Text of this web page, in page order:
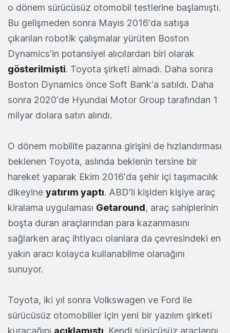
o dönem sürücüsüz otomobil testlerine başlamıştı.
Bu gelişmeden sonra Mayıs 2016'da satışa
çıkarılan robotik çalışmalar yürüten Boston
Dynamics'in potansiyel alıcılardan biri olarak
gösterilmişti. Toyota şirketi almadı. Daha sonra
Boston Dynamics önce Soft Bank'a satıldı. Daha
sonra 2020'de Hyundai Motor Group tarafından 1
milyar dolara satın alındı.
O dönem mobilite pazarına girişini de hızlandırması
beklenen Toyota, aslında beklenin tersine bir
hareket yaparak Ekim 2016'da şehir içi taşımacılık
dikeyine yatırım yaptı. ABD'li kişiden kişiye araç
kiralama uygulaması Getaround, araç sahiplerinin
boşta duran araçlarından para kazanmasını
sağlarken araç ihtiyacı olanlara da çevresindeki en
yakın aracı kolayca kullanabilme olanağını
sunuyor.
Toyota, iki yıl sonra Volkswagen ve Ford ile
sürücüsüz otomobiller için yeni bir yazılım şirketi
kuracağını açıklamıştı . Kendi sürücüsüz araçlarını